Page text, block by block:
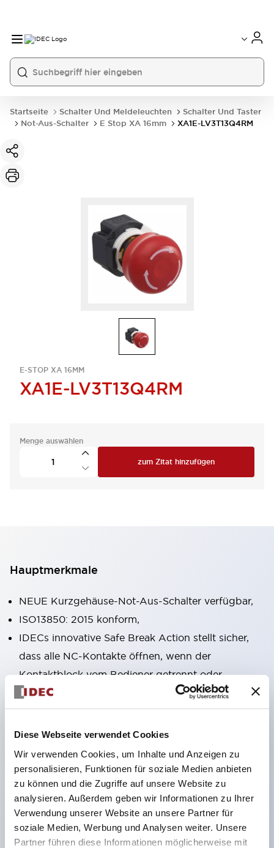
Diese Webseite verwendet Cookies
Wir verwenden Cookies, um Inhalte und Anzeigen zu
personalisieren, Funktionen für soziale Medien anbieten
zu können und die Zugriffe auf unsere Website zu
analysieren. Außerdem geben wir Informationen zu Ihrer
Verwendung unserer Website an unsere Partner für
soziale Medien, Werbung und Analysen weiter. Unsere
Partner führen diese Informationen möglicherweise mit
Startseite Schalter Und Meldeleuchten
Schalter Und Taster
Not-Aus-Schalter
E Stop XA 16mm XA1E-LV3T13Q4RM
E-STOP XA 16MM
XA1E-LV3T13Q4RM
Menge auswählen
zum Zitat hinzufügen
Hauptmerkmale
NEUE Kurzgehäuse-Not-Aus-Schalter verfügbar,
ISO13850: 2015 konform,
IDECs innovative Safe Break Action stellt sicher,
dass alle NC-Kontakte öffnen, wenn der
Kontaktblock vom Bediener getrennt oder
beschädigt wird,
Pushlock-Dreh-Reset und Push-Pull-
Dualfunktionen in derselben Einheit integriert,
Direktöffnungsmechanismus (IEC60947-5-5,
IEC60947-5-1, Anhang K),
Schutzart IP65, IP67, (IEC60529) und IP69K
(ISO20653),
Löt- oder Leiterplattenanschlussoptionen,
UL NISD zugelassen, c-UL zugelassen, EN